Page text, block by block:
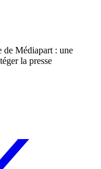
de Médiapart : une
la presse